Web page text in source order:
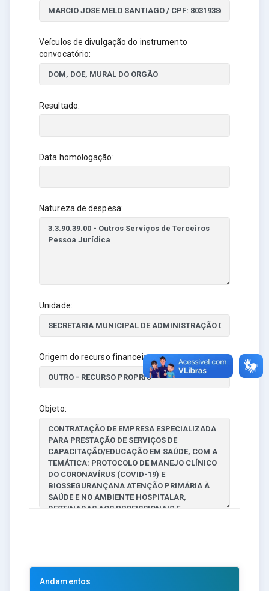
Veículos de divulgação do instrumento
convocatório:
Resultado:
Data homologação:
Natureza de despesa:
Unidade:
Origem do recurso financeiro:
Objeto:
Andamentos